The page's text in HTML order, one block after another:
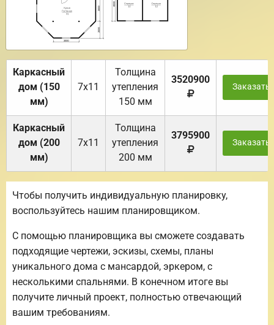
Каркасный
дом (150
мм)
7х11
Толщина
утепления
150 мм
3520900
Заказать
Каркасный
дом (200
мм)
7х11
Толщина
утепления
200 мм
3795900
Заказать
Чтобы получить индивидуальную планировку,
воспользуйтесь нашим планировщиком.
С помощью планировщика вы сможете создавать
подходящие чертежи, эскизы, схемы, планы
уникального дома с мансардой, эркером, с
несколькими спальнями. В конечном итоге вы
получите личный проект, полностью отвечающий
вашим требованиям.